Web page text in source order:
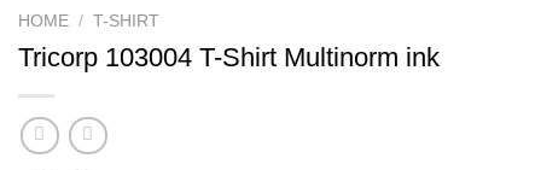
HOME / T-SHIRT
Tricorp 103004 T-Shirt Multinorm ink